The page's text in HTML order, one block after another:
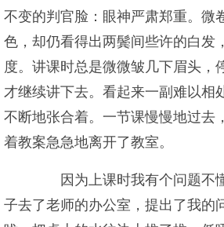
不变的判官脸：眼神严肃郑重。微
色，却仍看得出两鬓间些许的白发
度。讲课时总是微微皱几下眉头，
才继续讲下去。看起来一副难以相
不断地张合着。一节课慢慢地过去
着教案急急地离开了教室。
因为上课时我有个问题不
子去了老师的办公室，提出了我的